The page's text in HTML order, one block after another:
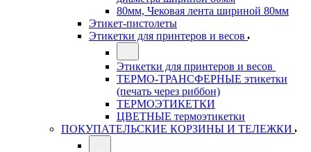
80мм, Чековая лента шириной 80мм
Этикет-пистолеты
Этикетки для принтеров и весов
Этикетки для принтеров и весов
ТЕРМО-ТРАНСФЕРНЫЕ этикетки
(печать через риббон)
ТЕРМОЭТИКЕТКИ
ЦВЕТНЫЕ термоэтикетки
ПОКУПАТЕЛЬСКИЕ КОРЗИНЫ И ТЕЛЕЖКИ